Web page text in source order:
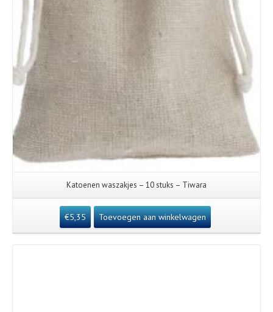
Katoenen waszakjes – 10 stuks – Tiwara
€5,35 Toevoegen aan winkelwagen